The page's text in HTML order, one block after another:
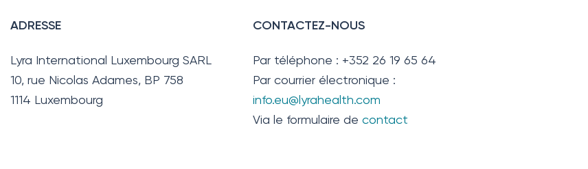
ADRESSE
Lyra International Luxembourg SARL
10, rue Nicolas Adames, BP 758
1114 Luxembourg
CONTACTEZ-NOUS
Par téléphone : +352 26 19 65 64
Par courrier électronique :
info.eu@lyrahealth.com
Via le formulaire decontact